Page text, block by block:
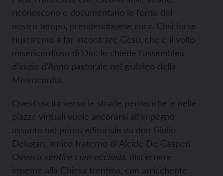
riconoscono e documentano le ferite del
nostro tempo, prendendosene cura. Così forse
riusciremo a far incontrare Gesù, che è il volto
misericordioso di Dio: lo chiede l’assemblea
d’inizio d’Anno pastorale nel giubileo della
Misericordia.
Quest’uscita verso le strade periferiche e nelle
piazze virtuali vuole ancorarsi all’impegno
assunto nel primo editoriale da don Giulio
Delugan, amico fraterno di Alcide De Gasperi.
Ovvero sentire cum ecclesia , discernere
insieme alla Chiesa trentina, con arricchente